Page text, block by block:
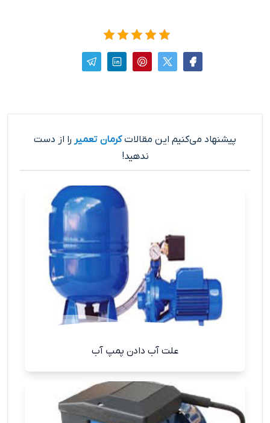
پیشنهاد می‌کنیم این مقالاتکرمان تعمیر را از دست
ندهید!
علت آب دادن پمپ آب